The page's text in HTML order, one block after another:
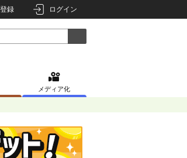
録 ログイン
メディア化